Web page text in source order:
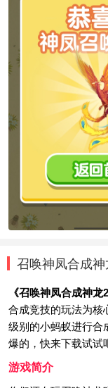
召唤神凤合成神
《召唤神凤合成神龙2
合成竞技的玩法为核
级别的小蚂蚁进行合
爆的，快来下载试试
游戏简介